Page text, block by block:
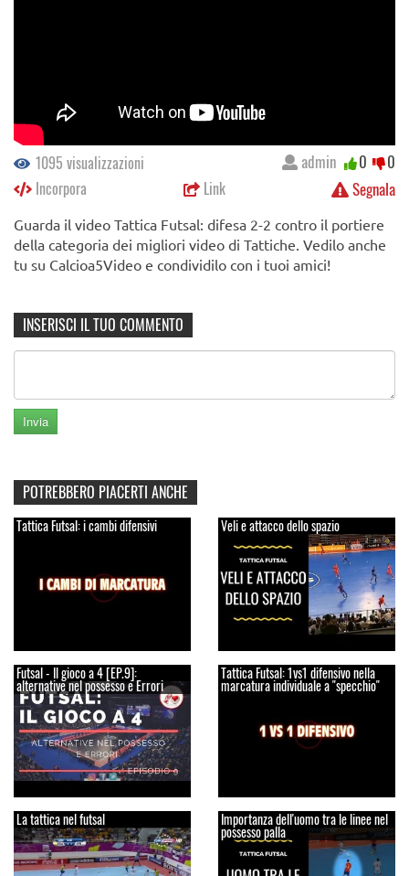
1095 visualizzazioni
Incorpora
Link Segnala
admin 0 0
Guarda il video Tattica Futsal: difesa 2-2 contro il portiere
della categoria dei migliori video di Tattiche. Vedilo anche
tu su Calcioa5Video e condividilo con i tuoi amici!
INSERISCI IL TUO COMMENTO
POTREBBERO PIACERTI ANCHE
Tattica Futsal: i cambi difensivi Veli e attacco dello spazio
Futsal - Il gioco a 4 [EP.9]:
alternative nel possesso e Errori
Tattica Futsal: 1vs1 difensivo nella
marcatura individuale a "specchio"
La tattica nel futsal Importanza dell'uomo tra le linee nel
possesso palla